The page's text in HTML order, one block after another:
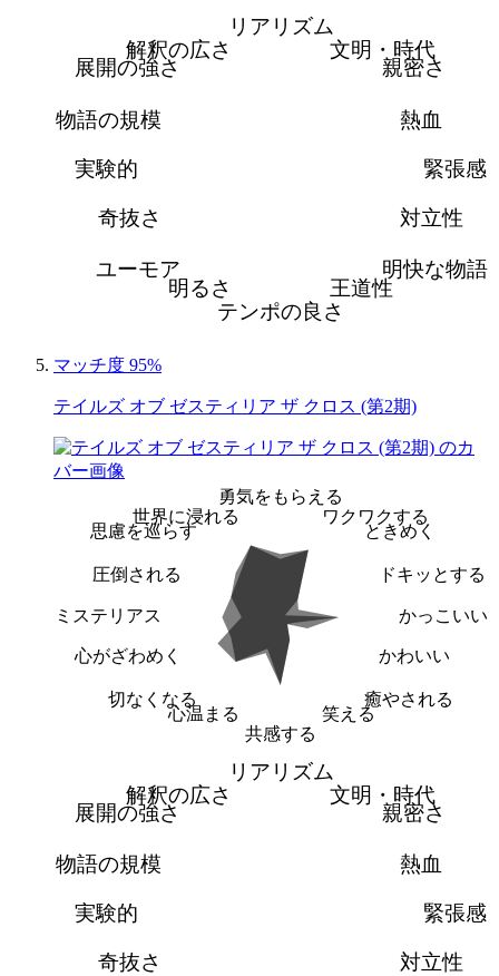
リアリズム
文明・時代
親密さ
熱血
緊張感
対立性
明快な物語
王道性
テンポの良さ
明るさ
ユーモア
奇抜さ
実験的
物語の規模
展開の強さ
解釈の広さ
マッチ度 95%
テイルズ オブ ゼスティリア ザ クロス (第2期)
勇気をもらえる
ワクワクする
ときめく
ドキッとする
かっこいい
かわいい
癒やされる
笑える
共感する
心温まる
切なくなる
心がざわめく
ミステリアス
圧倒される
思慮を巡らす
世界に浸れる
リアリズム
文明・時代
親密さ
熱血
緊張感
対立性
奇抜さ
実験的
物語の規模
展開の強さ
解釈の広さ